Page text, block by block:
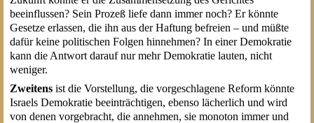
beeinflussen? Sein Prozeß liefe dann immer noch? Er könnte
Gesetze erlassen, die ihn aus der Haftung befreien – und müßte
dafür keine politischen Folgen hinnehmen? In einer Demokratie
kann die Antwort darauf nur mehr Demokratie lauten, nicht
weniger.
Zweitensist die Vorstellung, die vorgeschlagene Reform könnte
Israels Demokratie beeinträchtigen, ebenso lächerlich und wird
von denen vorgebracht, die annehmen, sie monoton immer und